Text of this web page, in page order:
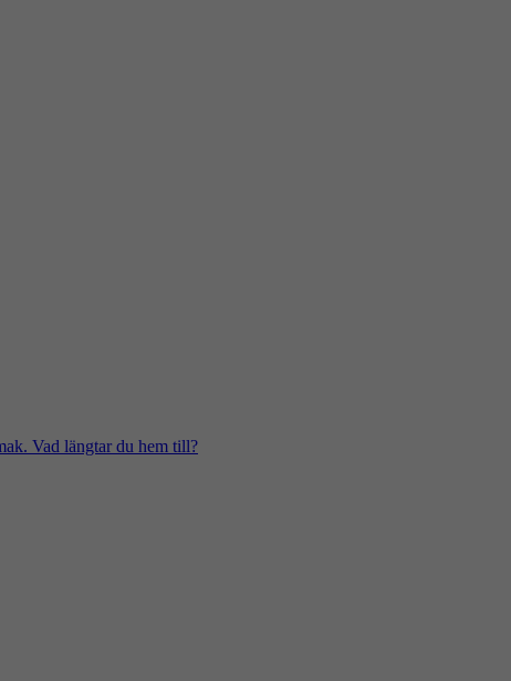
Vad längtar du hem till?